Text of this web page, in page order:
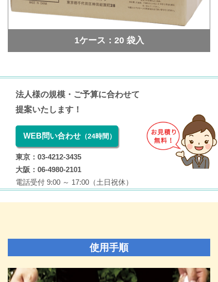
1ケース：20 袋入
法人様の規模・ご予算に合わせて
提案いたします！
WEB問い合わせ （24時間）
東京：03-4212-3435
大阪：06-4980-2101
電話受付 9:00 ～ 17:00（土日祝休）
使用手順